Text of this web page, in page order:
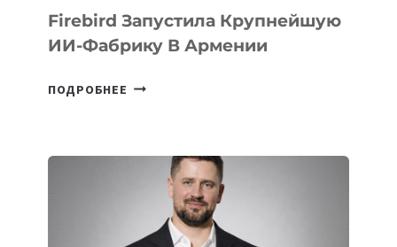
ИИ
Firebird Запустила Крупнейшую
ИИ-Фабрику В Армении
ПОДРОБНЕЕ FIREBIRD
ФАБРИКУ
АРМЕНИИ